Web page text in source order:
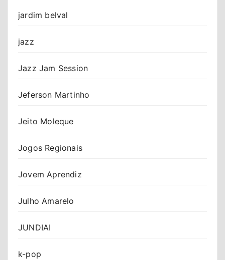
jardim belval
jazz
Jazz Jam Session
Jeferson Martinho
Jeito Moleque
Jogos Regionais
Jovem Aprendiz
Julho Amarelo
JUNDIAI
k-pop